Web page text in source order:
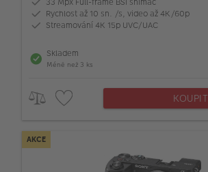
Rychlost až 10 sn. /s, video až 4K/60p
Streamování 4K 15p UVC/UAC
Skladem
Méně než 3 ks
KOUPIT
AKCE